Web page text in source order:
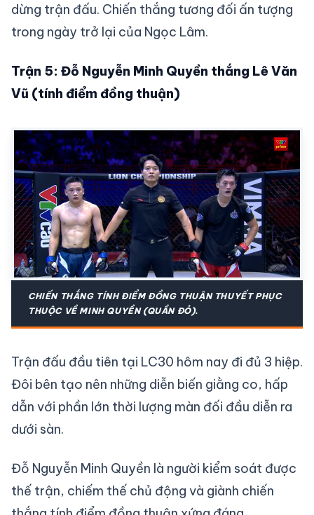
dừng trận đấu. Chiến thắng tương đối ấn tượng
trong ngày trở lại của Ngọc Lâm.
Trận 5: Đỗ Nguyễn Minh Quyền thắng Lê Văn
Vũ (tính điểm đồng thuận)
CHIẾN THẮNG TÍNH ĐIỂM ĐỒNG THUẬN THUYẾT PHỤC
THUỘC VỀ MINH QUYỀN (QUẦN ĐỎ).
Trận đấu đầu tiên tại LC30 hôm nay đi đủ 3 hiệp.
Đôi bên tạo nên những diễn biến giằng co, hấp
dẫn với phần lớn thời lượng màn đối đầu diễn ra
dưới sàn.
Đỗ Nguyễn Minh Quyền là người kiểm soát được
thế trận, chiếm thế chủ động và giành chiến